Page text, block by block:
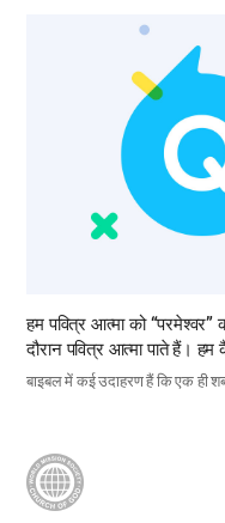
हम पवित्र आत्मा को
दौरान पवित्र आत्मा पाते हैं।
बाइबल में कई उदाहरण हैं कि एक ही